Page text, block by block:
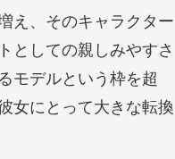
え、そのキャラクター
としての親しみやすさ
モデルという枠を超
女にとって大きな転換